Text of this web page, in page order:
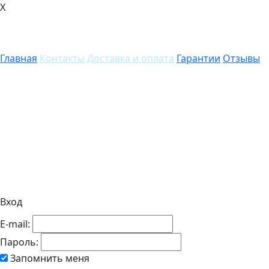
X
Главная Контакты Доставка и оплата Гарантии Отзывы
Вход
E-mail:
Пароль:
Запомнить меня